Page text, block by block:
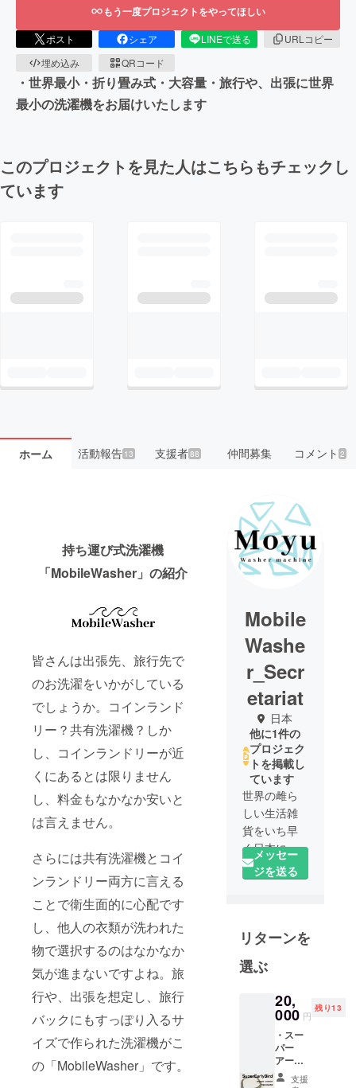
もう一度プロジェクトをやってほしい
ポスト シェア LINEで送る
URLコピー
埋め込み
QRコード
・世界最小・折り畳み式・大容量・旅行や、出張に世界
最小の洗濯機をお届けいたします
このプロジェクトを見た人はこちらもチェックし
ています
ホーム 活動報告13 支援者88 仲間募集 コメント 2
持ち運び式洗濯機
「MobileWasher」の紹介
皆さんは出張先、旅行先で
のお洗濯をいかがしている
でしょうか。コインランド
リー？共有洗濯機？しか
し、コインランドリーが近
くにあるとは限りません
し、料金もなかなか安いと
は言えません。
さらには共有洗濯機とコイ
ンランドリー両方に言える
ことで衛生面的に心配です
し、他人の衣類が洗われた
物で選択するのはなかなか
気が進まないですよね。旅
行や、出張を想定し、旅行
バックにもすっぽり入るサ
イズで作られた洗濯機がこ
の「MobileWasher」です。
Mobile
Washe
r_Secr
etariat
日本
他に1件の
プロジェク
トを掲載し
ています
世界の雌ら
しい生活雑
貨をいち早
く日本にお
届けいたし
ます
メッセー
ジを送る
リターンを
選ぶ
20,
000 円
残り13
・スー
パー
アー
リー支援